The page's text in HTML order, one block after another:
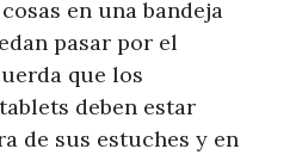
en una bandeja
pasar por el
que los
deben estar
de sus estuches y en